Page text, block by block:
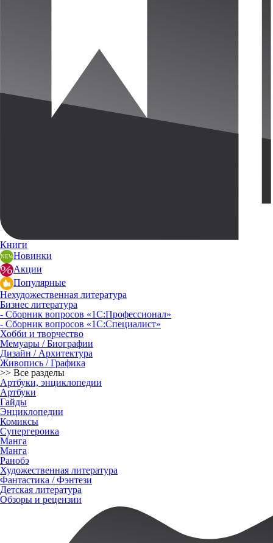
Книги
Новинки
Акции
Популярные
Нехудожественная литература
Бизнес литература
- Сборник вопросов «1С:Профессионал»
- Сборник вопросов «1С:Специалист»
Хобби и творчество
Мемуары / Биографии
Дизайн / Архитектура
Живопись / Графика
>> Все разделы
Артбуки, энциклопедии
Артбуки
Гайды
Энциклопедии
Комиксы
Супергероика
Манга
Манга
Ранобэ
Художественная литература
Фантастика / Фэнтези
Детская литература
Обзоры и рецензии